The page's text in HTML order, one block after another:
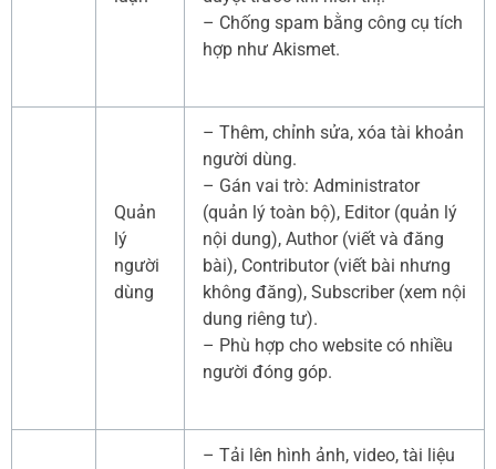
– Chống spam bằng công cụ tích
hợp như Akismet.
Quản
lý
người
dùng
– Thêm, chỉnh sửa, xóa tài khoản
người dùng.
– Gán vai trò: Administrator
(quản lý toàn bộ), Editor (quản lý
nội dung), Author (viết và đăng
bài), Contributor (viết bài nhưng
không đăng), Subscriber (xem nội
dung riêng tư).
– Phù hợp cho website có nhiều
người đóng góp.
– Tải lên hình ảnh, video, tài liệu